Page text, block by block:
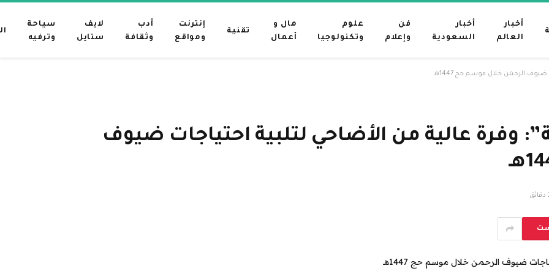
أخبار
العالم
أخبار
السعودية
فن
وإعلام
علوم
وتكنولوجيا
مال و
أعمال
تقنية
إنترنت
ومواقع
أدب
وثقافة
لايف
ستايل
سياحة
وترفيه
ضيوف الرحمن خلال موسم حج 1447هـ
وفرة عالية من الأضاحي لتلبية احتياجات ضيوف